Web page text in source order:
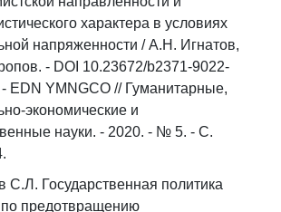
характера в условиях
напряженности / А.Н. Игнатов,
- DOI 10.23672/b2371-9022-
EDN YMNGCO // Гуманитарные,
экономические и
науки. - 2020. - № 5. - С.
С.Л. Государственная политика
по предотвращению